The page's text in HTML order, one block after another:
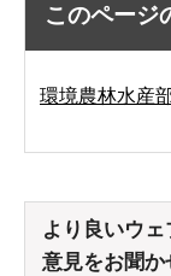
このページ
環境農林水産
より良いウ
意見をお聞か